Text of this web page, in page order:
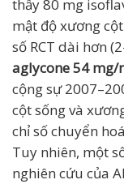
thấy 80 mg
mật độ xương
số RCT dài hơn
aglycone 54 mg/
cộng sự
cột sống và
chỉ số chuyển
Tuy nhiên, một
nghiên cứu của